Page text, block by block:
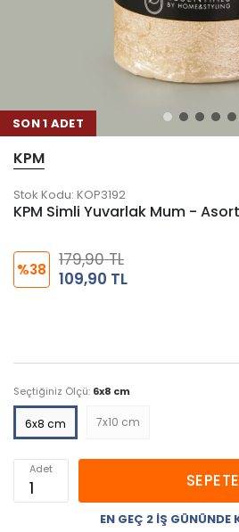
SON 1 ADET
KPM
Stok Kodu: KOP3192
KPM Simli Yuvarlak Mum -
%38
179,90 TL
109,90 TL
Seçtiğiniz Ölçü: 6x8 cm
6x8 cm 7x10 cm
Adet
EN GEÇ 2 İŞ GÜNÜNDE